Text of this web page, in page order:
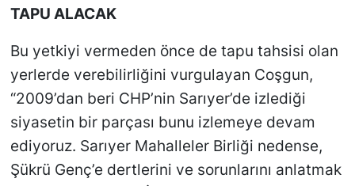
TAPU ALACAK
Bu yetkiyi vermeden önce de tapu tahsisi olan
yerlerde verebilirliğini vurgulayan Coşgun,
“2009’dan beri CHP’nin Sarıyer’de izlediği
siyasetin bir parçası bunu izlemeye devam
ediyoruz. Sarıyer Mahalleler Birliği nedense,
Şükrü Genç’e dertlerini ve sorunlarını anlatmak